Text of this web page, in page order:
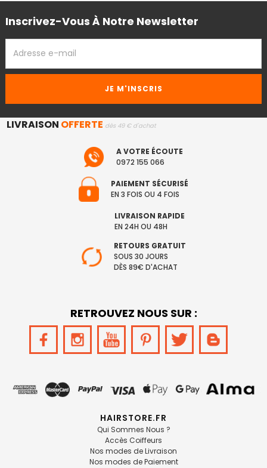
Inscrivez-Vous À Notre Newsletter
EMAIL
LIVRAISON OFFERTE dès 49 € d'achat
A VOTRE ÉCOUTE
0972 155 066
PAIEMENT SÉCURISÉ
EN 3 FOIS OU 4 FOIS
LIVRAISON RAPIDE
EN 24H OU 48H
RETOURS GRATUIT
SOUS 30 JOURS
DÈS 89€ D'ACHAT
RETROUVEZ NOUS SUR :
HAIRSTORE.FR
Qui Sommes Nous ?
Accès Coiffeurs
Nos modes de Livraison
Nos modes de Paiement